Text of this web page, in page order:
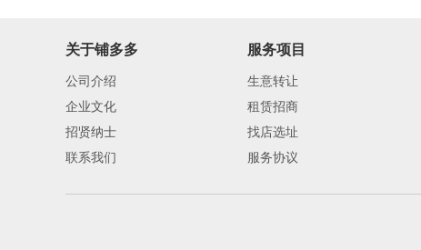
关于铺多多
公司介绍
企业文化
招贤纳士
联系我们
服务项目
生意转让
租赁招商
找店选址
服务协议